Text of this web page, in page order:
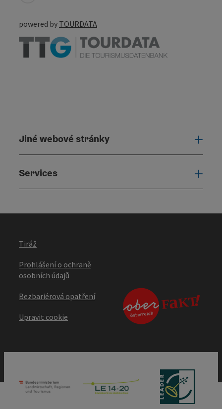
powered by TOURDATA
Jiné webové stránky
Services
Tiráž
Prohlášení o ochraně
osobních údajů
Bezbariérová opatření
Upravit cookie